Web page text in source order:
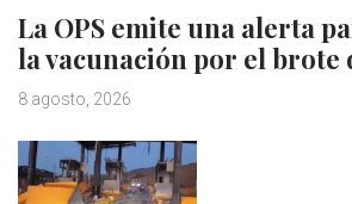
La OPS emite una alerta
la vacunación por el brote
8 agosto, 2026